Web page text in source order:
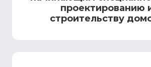
проектированию
строительству